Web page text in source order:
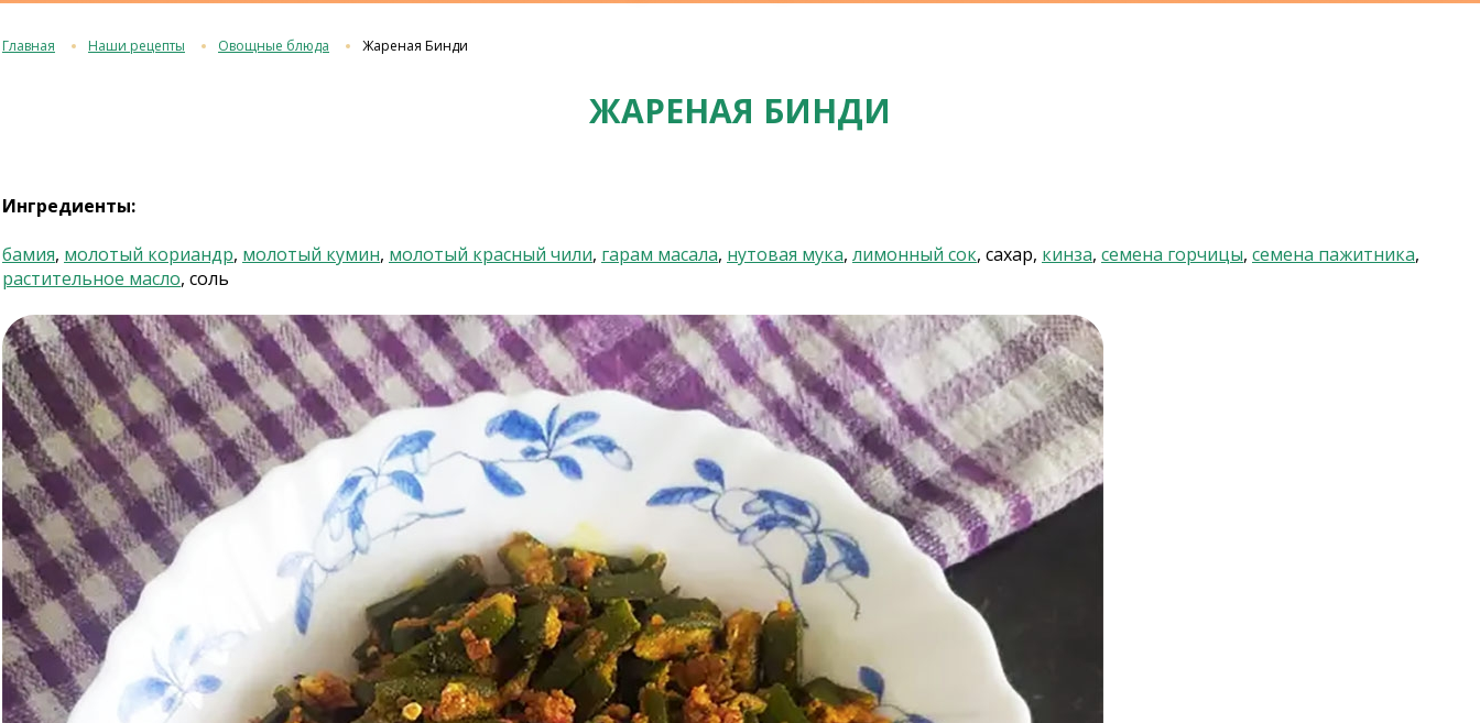
Главная Наши рецепты Овощные блюда Жареная Бинди
ЖАРЕНАЯ БИНДИ
Ингредиенты:
бамия, молотый кориандр, молотый кумин, молотый красный чили, гарам масала, нутовая мука, лимонный сок, сахар, кинза, семена горчицы, семена пажитника,
растительное масло, соль